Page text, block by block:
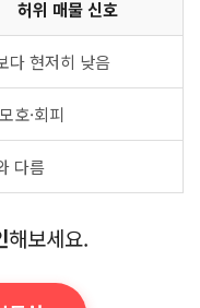
허위 매물 신호
다 현저히 낮음
호·회피
다름
해보세요.